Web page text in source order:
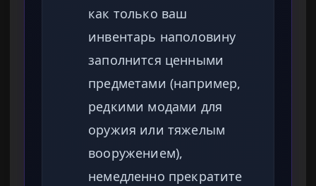
как только ваш
инвентарь наполовину
заполнится ценными
предметами (например,
редкими модами для
оружия или тяжелым
вооружением),
немедленно прекратите